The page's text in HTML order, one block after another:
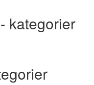
kategorier